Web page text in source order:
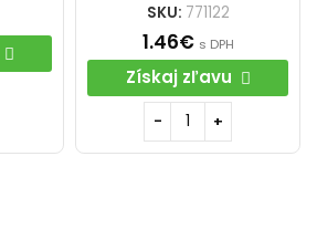
SKU: 771122
1.46€ s DPH
Získaj zľavu